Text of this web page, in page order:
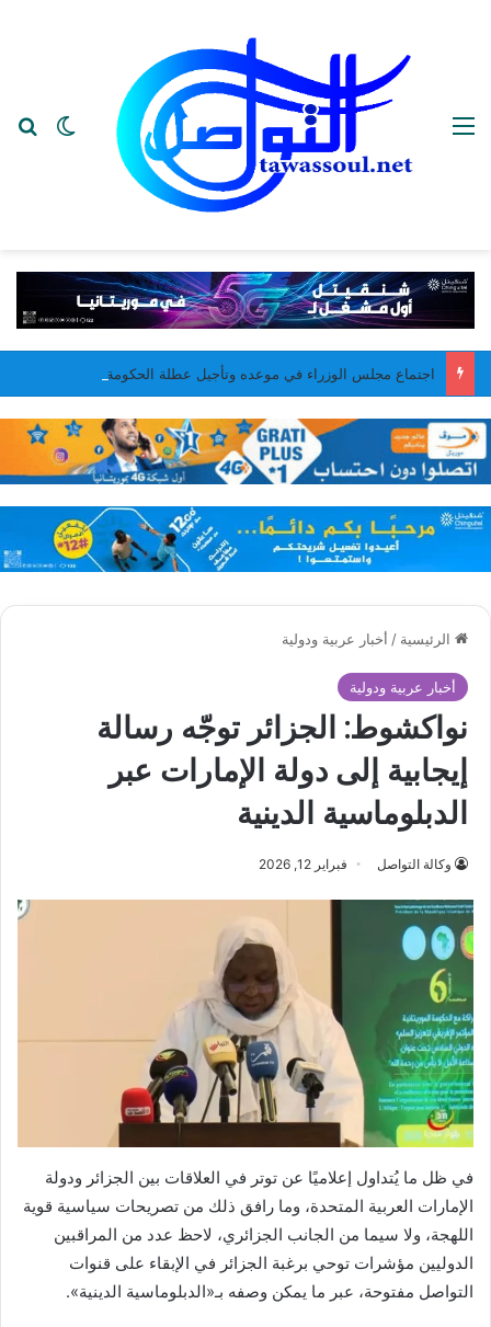
الوضع القائمة
اجتماع مجلس الوزراء في موعده وتأجيل عطلة الحكومة
الرئيسية / أخبار عربية ودولية
أخبار عربية ودولية
نواكشوط: الجزائر توجّه رسالة
إيجابية إلى دولة الإمارات عبر
الدبلوماسية الدينية
وكالة التواصل فبراير 12, 2026
في ظل ما يُتداول إعلاميًا عن توتر في العلاقات بين الجزائر ودولة
الإمارات العربية المتحدة، وما رافق ذلك من تصريحات سياسية قوية
اللهجة، ولا سيما من الجانب الجزائري، لاحظ عدد من المراقبين
الدوليين مؤشرات توحي برغبة الجزائر في الإبقاء على قنوات
التواصل مفتوحة، عبر ما يمكن وصفه بـ«الدبلوماسية الدينية».